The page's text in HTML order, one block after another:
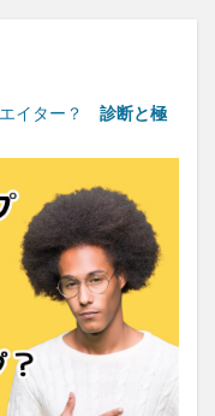
エイター？ 診断と極